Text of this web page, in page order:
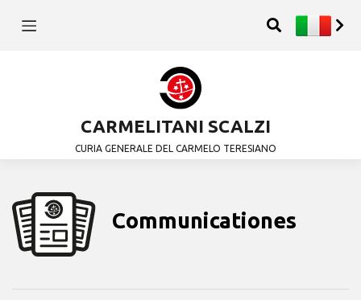
CARMELITANI SCALZI
CURIA GENERALE DEL CARMELO TERESIANO
Communicationes